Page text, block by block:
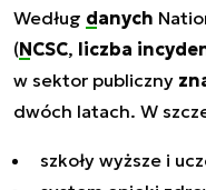
Według danych
(NCSC, liczba
w sektor publiczny
dwóch latach. W
szkoły wyższe i